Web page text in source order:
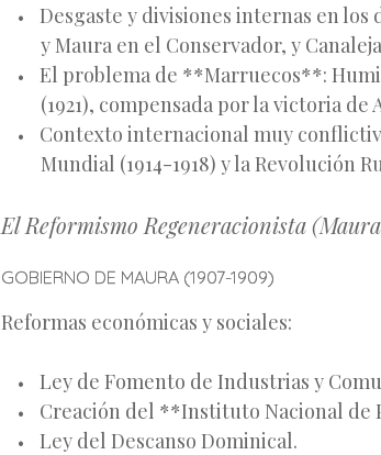
Desgaste y divisiones internas en
y Maura en el Conservador, y
El problema de **Marruecos**:
(1921), compensada por la victoria de
Contexto internacional muy
Mundial (1914-1918) y la Revolución
El Reformismo Regeneracionista
GOBIERNO DE MAURA (1907-1909)
Reformas económicas y sociales:
Ley de Fomento de Industrias y
Creación del **Instituto Nacional de
Ley del Descanso Dominical.